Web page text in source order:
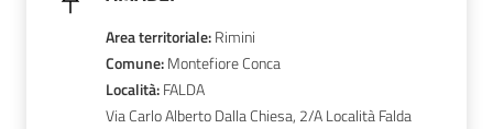
Area territoriale:Rimini
Comune: Montefiore Conca
Località: FALDA
Via Carlo Alberto Dalla Chiesa, 2/A Località Falda